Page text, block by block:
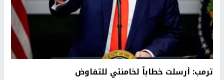
ترمب: أرسلت خطاباً لخامنئي للتفاوض